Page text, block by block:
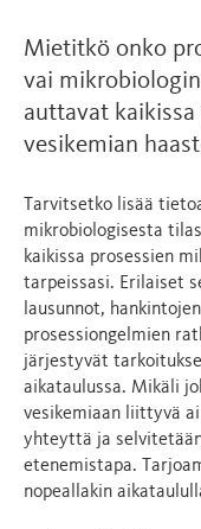
Mietitkö onko
vai
auttavat
vesikemian
Tarvitsetko lisää
mikrobiologisesta
kaikissa prosessien
tarpeissasi. Erilaiset
lausunnot,
prosessiongelmien
järjestyvät
aikataulussa. Mikäli
vesikemiaan liittyvä
yhteyttä ja
etenemistapa.
nopeallakin